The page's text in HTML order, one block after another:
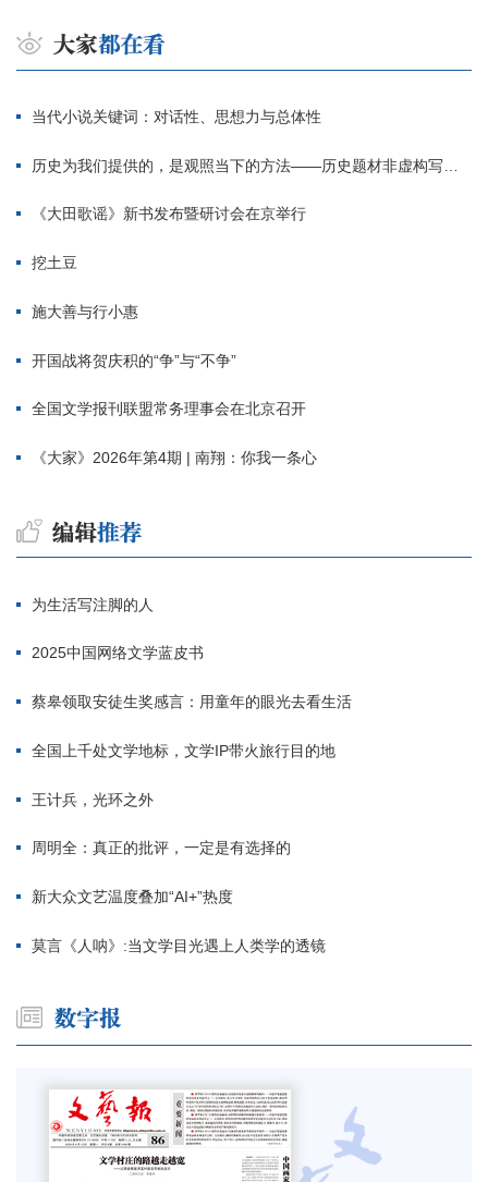
当代小说关键词：对话性、思想力与总体性
历史为我们提供的，是观照当下的方法——历史题材非虚构写作多人谈
《大田歌谣》新书发布暨研讨会在京举行
挖土豆
施大善与行小惠
开国战将贺庆积的“争”与“不争”
全国文学报刊联盟常务理事会在北京召开
《大家》2026年第4期 | 南翔：你我一条心
为生活写注脚的人
2025中国网络文学蓝皮书
蔡皋领取安徒生奖感言：用童年的眼光去看生活
全国上千处文学地标，文学IP带火旅行目的地
王计兵，光环之外
周明全：真正的批评，一定是有选择的
新大众文艺温度叠加“AI+”热度
莫言《人呐》:当文学目光遇上人类学的透镜